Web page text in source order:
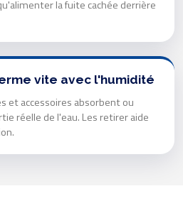
la fuite cachée derrière
vite avec l'humidité
et accessoires absorbent ou
réelle de l'eau. Les retirer aide